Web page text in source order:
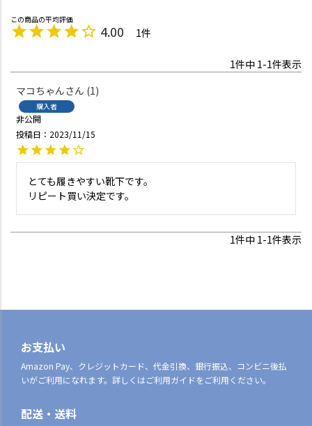
4.00 1
1件中 1-1件表示
マコちゃん
1
購入者
非公開
投稿日
2023/11/15
とても履きやすい靴下です。
リピート買い決定です。
1件中 1-1件表示
お支払い
Amazon Pay、クレジットカード、代金引換、銀行振込、コンビニ後払
いがご利用になれます。詳しくはご利用ガイドをご利用ください。
配送・送料